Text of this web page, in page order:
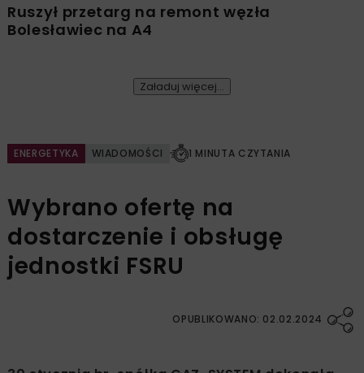
Ruszył przetarg na remont węzła
Bolesławiec na A4
Załaduj więcej...
ENERGETYKA WIADOMOŚCI 1 MINUTA CZYTANIA
Wybrano ofertę na
dostarczenie i obsługę
jednostki FSRU
OPUBLIKOWANO: 02.02.2024